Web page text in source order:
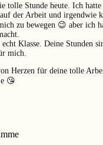
tolle Stunde heute. Ich hatte
der Arbeit und irgendwie
zu bewegen 😉 aber ich
Klasse. Deine Stunden
mich.
Herzen für deine tolle
😘